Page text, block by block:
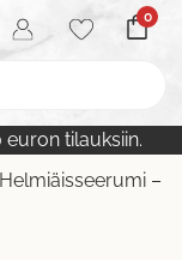
0
tilauksiin.
–